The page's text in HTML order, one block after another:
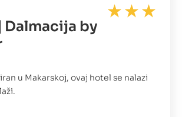
Dalmacija by
u Makarskoj, ovaj hotel se nalazi